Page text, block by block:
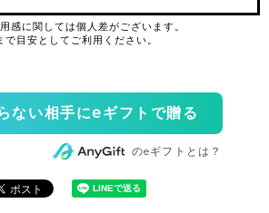
ない相手にeギフトで贈る
のeギフトとは？